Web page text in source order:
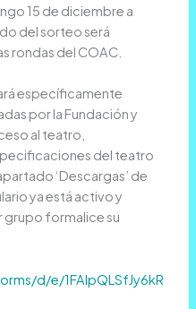
15 de diciembre a
del sorteo será
rondas del COAC.
específicamente
por la Fundación y
al teatro,
del teatro
‘Descargas’ de
ya está activo y
grupo formalice su
d/e/1FAIpQLSfJy6kR